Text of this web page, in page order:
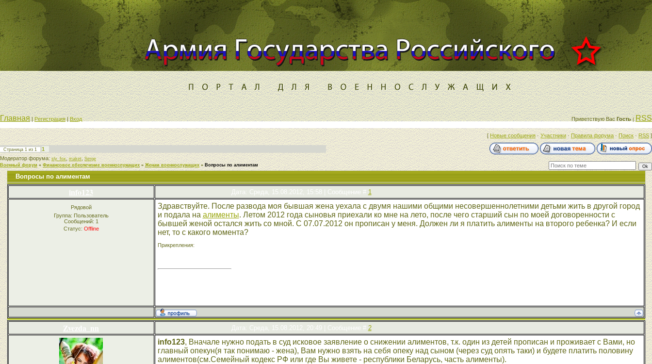
Главная|Регистрация|Вход Приветствую Вас Гость |RSS
[Новые сообщения·Участники·Правила форума·Поиск·RSS]
Страница 1 из 1
1
Модератор форума:sly_fox,maket,Serge
Военный форум » Финансовое обеспечение военнослужащих » Женам военнослужащих » Вопросы по алиментам
Вопросы по алиментам
info123 Дата: Среда, 15.08.2012, 15:58 | Сообщение # 1
Рядовой
Группа: Пользователь
Сообщений: 1
Статус: Offline
Здравствуйте. После развода моя бывшая жена уехала с двумя нашими общими несовершеннолетними детьми жить в другой город
и подала на алименты. Летом 2012 года сыновья приехали ко мне на лето, после чего старший сын по моей договоренности с
бывшей женой остался жить со мной. С 07.07.2012 он прописан у меня. Должен ли я платить алименты на второго ребенка? И если
нет, то с какого момента?
Прикрепления:
Zvezda_nn Дата: Среда, 15.08.2012, 20:49 | Сообщение # 2
info123, Вначале нужно подать в суд исковое заявление о снижении алиментов, т.к. один из детей прописан и проживает с Вами, но
главный опекун(я так понимаю - жена), Вам нужно взять на себя опеку над сыном (через суд опять таки) и будете платить половину
алиментов(см.Семейный кодекс РФ или где Вы живете - республики Беларусь, часть алименты).